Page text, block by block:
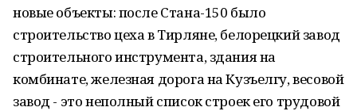
новые объекты: после Стана-150 было
строительство цеха в Тирляне, белорецкий завод
строительного инструмента, здания на
комбинате, железная дорога на Кузъелгу, весовой
завод - это неполный список строек его трудовой